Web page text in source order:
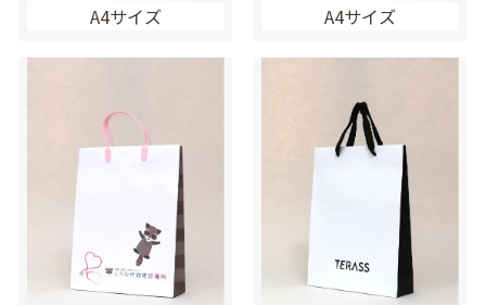
A4サイズ A4サイズ